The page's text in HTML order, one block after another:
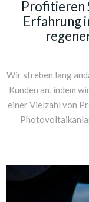
Profitieren
Erfahrung
Wir streben lang
Kunden an, indem
einer Vielzahl von